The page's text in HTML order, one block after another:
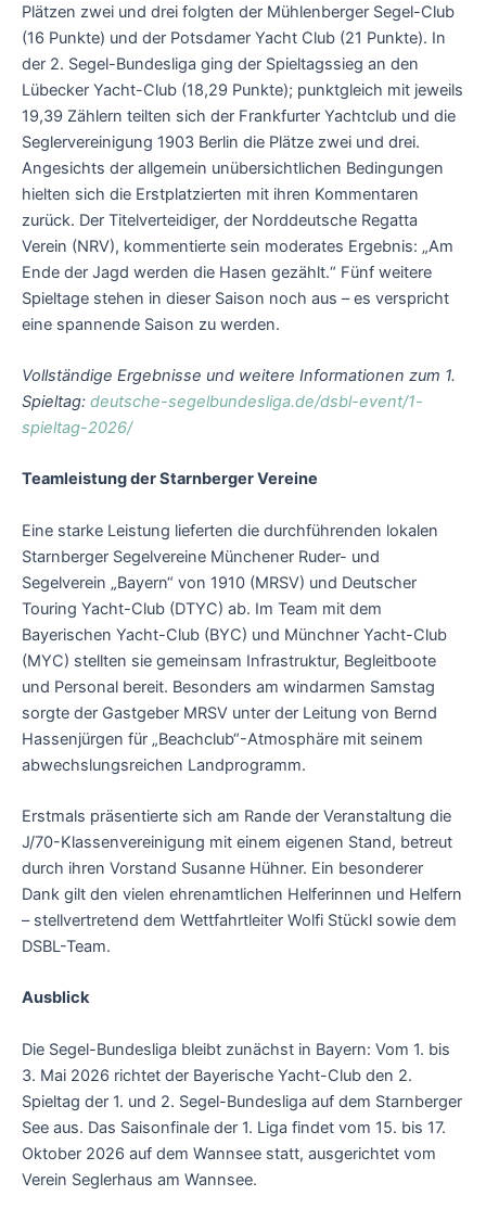
Plätzen zwei und drei folgten der Mühlenberger Segel-Club
(16 Punkte) und der Potsdamer Yacht Club (21 Punkte). In
der 2. Segel-Bundesliga ging der Spieltagssieg an den
Lübecker Yacht-Club (18,29 Punkte); punktgleich mit jeweils
19,39 Zählern teilten sich der Frankfurter Yachtclub und die
Seglervereinigung 1903 Berlin die Plätze zwei und drei.
Angesichts der allgemein unübersichtlichen Bedingungen
hielten sich die Erstplatzierten mit ihren Kommentaren
zurück. Der Titelverteidiger, der Norddeutsche Regatta
Verein (NRV), kommentierte sein moderates Ergebnis: „Am
Ende der Jagd werden die Hasen gezählt.“ Fünf weitere
Spieltage stehen in dieser Saison noch aus – es verspricht
eine spannende Saison zu werden.
Vollständige Ergebnisse und weitere Informationen zum 1.
Spieltag: deutsche-segelbundesliga.de/dsbl-event/1-
spieltag-2026/
Teamleistung der Starnberger Vereine
Eine starke Leistung lieferten die durchführenden lokalen
Starnberger Segelvereine Münchener Ruder- und
Segelverein „Bayern“ von 1910 (MRSV) und Deutscher
Touring Yacht-Club (DTYC) ab. Im Team mit dem
Bayerischen Yacht-Club (BYC) und Münchner Yacht-Club
(MYC) stellten sie gemeinsam Infrastruktur, Begleitboote
und Personal bereit. Besonders am windarmen Samstag
sorgte der Gastgeber MRSV unter der Leitung von Bernd
Hassenjürgen für „Beachclub“-Atmosphäre mit seinem
abwechslungsreichen Landprogramm.
Erstmals präsentierte sich am Rande der Veranstaltung die
J/70-Klassenvereinigung mit einem eigenen Stand, betreut
durch ihren Vorstand Susanne Hühner. Ein besonderer
Dank gilt den vielen ehrenamtlichen Helferinnen und Helfern
– stellvertretend dem Wettfahrtleiter Wolfi Stückl sowie dem
DSBL-Team.
Ausblick
Die Segel-Bundesliga bleibt zunächst in Bayern: Vom 1. bis
3. Mai 2026 richtet der Bayerische Yacht-Club den 2.
Spieltag der 1. und 2. Segel-Bundesliga auf dem Starnberger
See aus. Das Saisonfinale der 1. Liga findet vom 15. bis 17.
Oktober 2026 auf dem Wannsee statt, ausgerichtet vom
Verein Seglerhaus am Wannsee.